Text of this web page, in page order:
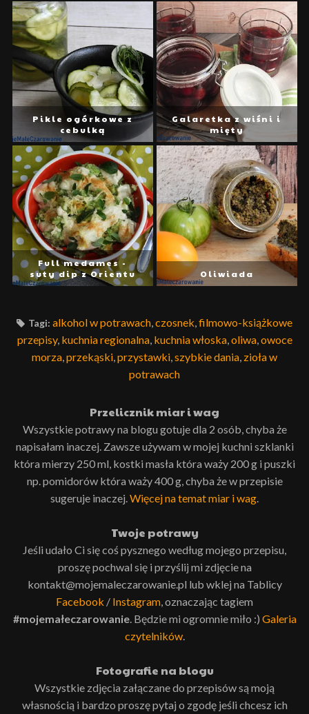
Pikle ogórkowe z
cebulką
Galaretka z wiśni i
mięty
Full medames -
suty dip z Orientu
Oliwiada
Tagi: alkohol w potrawach czosnek filmowo-książkowe
przepisy, kuchnia regionalna, kuchnia włoska, oliwa, owoce
morza przekąski przystawki szybkie dania zioła w
potrawach
Przelicznik miar i wag
Wszystkie potrawy na blogu gotuje dla 2 osób, chyba że
napisałam inaczej. Zawsze używam w mojej kuchni szklanki
która mierzy 250 ml, kostki masła która waży 200 g i puszki
np. pomidorów która waży 400 g, chyba że w przepisie
sugeruje inaczej. Więcej na temat miar i wag
Twoje potrawy
Jeśli udało Ci się coś pysznego według mojego przepisu,
proszę pochwal się i przyślij mi zdjęcie na
kontakt@mojemaleczarowanie.pl lub wklej na Tablicy
Facebook / Instagram , oznaczając tagiem
#mojemałeczarowanie. Będzie mi ogromnie miło :) Galeria
czytelników.
Fotografie na blogu
Wszystkie zdjęcia załączane do przepisów są moją
własnością i bardzo proszę pytaj o zgodę jeśli chcesz ich